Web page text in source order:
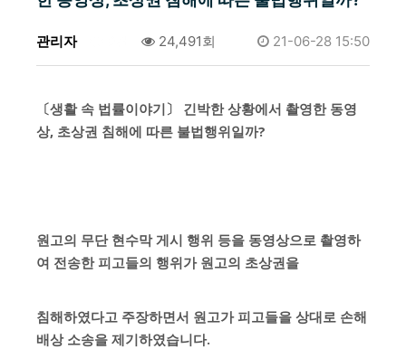
관리자 24,491회 21-06-28 15:50
〔생활 속 법률이야기〕 긴박한 상황에서 촬영한 동영
상, 초상권 침해에 따른 불법행위일까?
원고의 무단 현수막 게시 행위 등을 동영상으로 촬영하
여 전송한 피고들의 행위가 원고의 초상권을
침해하였다고 주장하면서 원고가 피고들을 상대로 손해
배상 소송을 제기하였습니다.